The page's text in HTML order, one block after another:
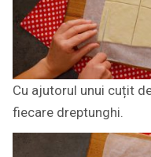
Cu ajutorul unui cuțit
fiecare dreptunghi.